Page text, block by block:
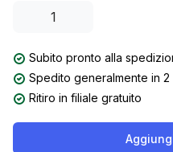
Subito pronto alla
Spedito generalmente in
Ritiro in filiale gratuito